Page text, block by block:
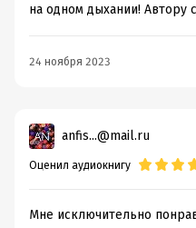
на одном дыхании! Автору
24 ноября 2023
anfis...@mail.ru
Оценил аудиокнигу
Мне исключительно